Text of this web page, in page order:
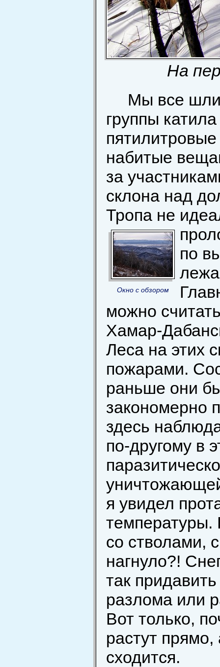
На
Мы все шли
группы
набитые
за
склона над
Тропа не
Окно с обзором
по
можно
Хамар-
Леса на этих
пожарами.
раньше они
закономерно
здесь
по-другому в
я увидел
температуры.
со стволами,
нагнуло?!
так
разлома или
Вот только,
растут
сходится.